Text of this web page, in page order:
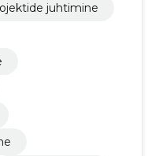
juhtimine